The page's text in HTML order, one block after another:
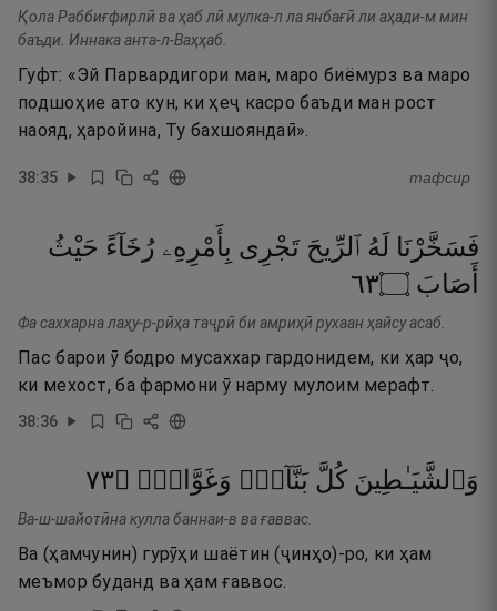
Қола Раббиғфирлӣ ва ҳаб лӣ мулка-л ла янбағӣ ли аҳади-м мин
баъди. Иннака анта-л-Ваҳҳаб.
Гуфт: «Эй Парвардигори ман, маро биёмурз ва маро
подшоҳие ато кун, ки ҳеҷ касро баъди ман рост
наояд, ҳаройина, Ту бахшояндаӣ».
38:35 тафсир
فَسَخَّرْنَا لَهُ ٱلرِّيحَ تَجْرِى بِأَمْرِهِۦ رُخَآءً حَيْثُ
أَصَابَ ۝٣٦
Фа саххарна лаҳу-р-рӣҳа таҷрӣ би амриҳӣ рухаан ҳайсу асаб.
Пас барои ӯ бодро мусаххар гардонидем, ки ҳар ҷо,
ки мехост, ба фармони ӯ нарму мулоим мерафт.
38:36
وَٱلشَّيَـٰطِينَ كُلَّ بَنَّآءٍۢ وَغَوَّاصٍۢ ۝٣٧
Ва-ш-шайотӣна кулла баннаи-в ва ғаввас.
Ва (ҳамчунин) гурӯҳи шаётин (ҷинҳо)-ро, ки ҳам
меъмор буданд ва ҳам ғаввос.